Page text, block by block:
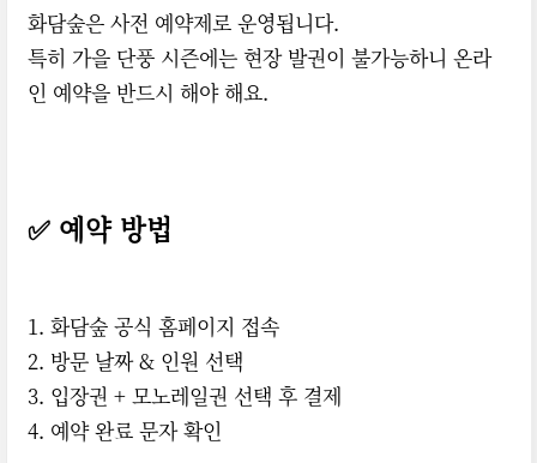
화담숲은 사전 예약제로 운영됩니다.
특히 가을 단풍 시즌에는 현장 발권이 불가능하니 온라
인 예약을 반드시 해야 해요.
✅ 예약 방법
1. 화담숲 공식 홈페이지 접속
2. 방문 날짜 & 인원 선택
3. 입장권 + 모노레일권 선택 후 결제
4. 예약 완료 문자 확인